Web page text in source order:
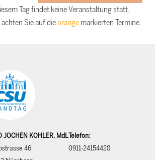
Tag findet keine Veranstaltung statt.
Sie auf dieorange markierten Termine.
JOCHEN KOHLER, MdL
46
Telefon:
0911-24154428